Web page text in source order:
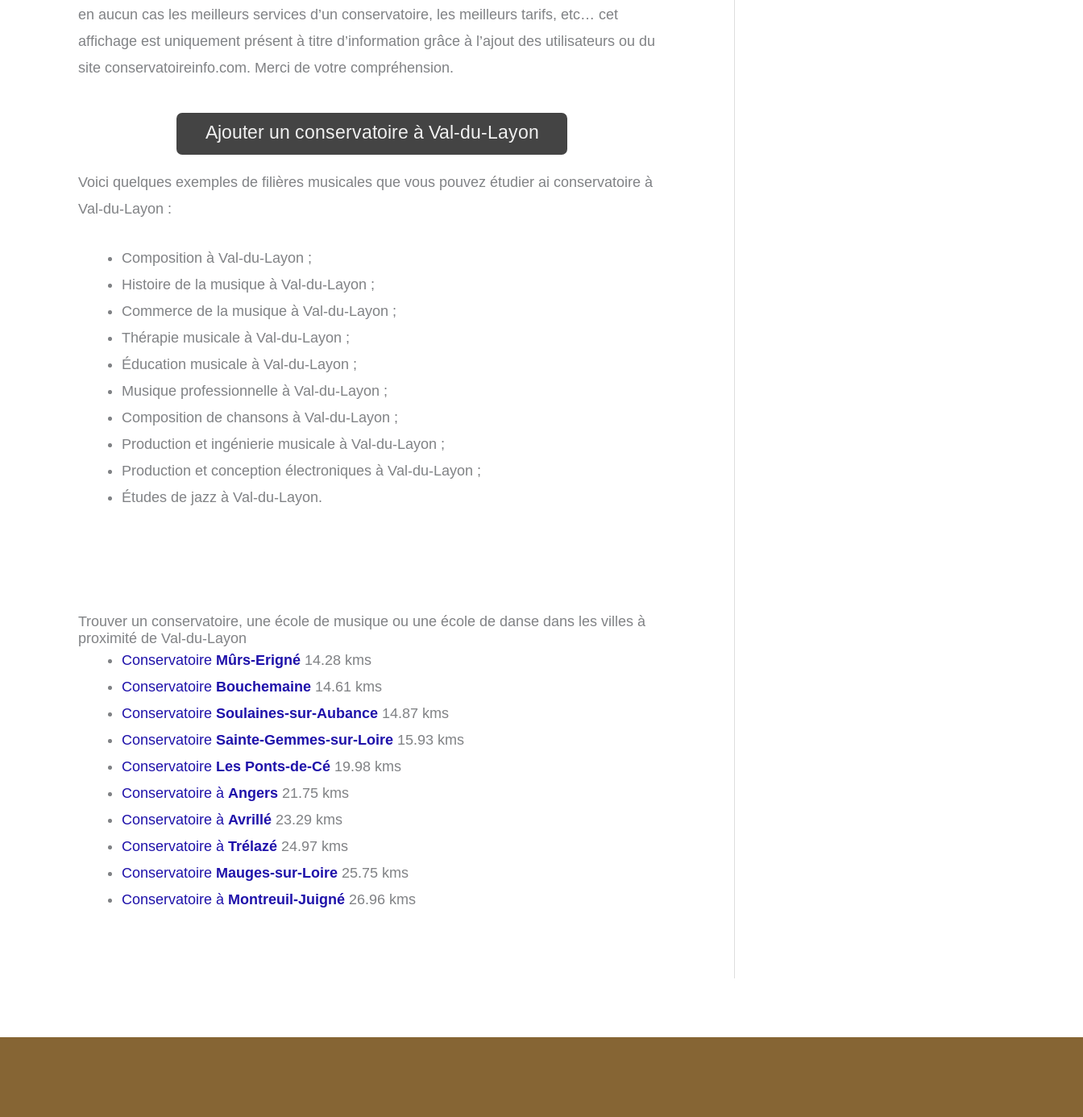
en aucun cas les meilleurs services d’un conservatoire, les meilleurs tarifs, etc… cet
affichage est uniquement présent à titre d’information grâce à l’ajout des utilisateurs ou du
site conservatoireinfo.com. Merci de votre compréhension.
Ajouter un conservatoire à Val-du-Layon
Voici quelques exemples de filières musicales que vous pouvez étudier ai conservatoire à
Val-du-Layon :
Composition à Val-du-Layon ;
Histoire de la musique à Val-du-Layon ;
Commerce de la musique à Val-du-Layon ;
Thérapie musicale à Val-du-Layon ;
Éducation musicale à Val-du-Layon ;
Musique professionnelle à Val-du-Layon ;
Composition de chansons à Val-du-Layon ;
Production et ingénierie musicale à Val-du-Layon ;
Production et conception électroniques à Val-du-Layon ;
Études de jazz à Val-du-Layon.
Trouver un conservatoire, une école de musique ou une école de danse dans les villes à
proximité de Val-du-Layon
Conservatoire Mûrs-Erigné 14.28 kms
Conservatoire Bouchemaine 14.61 kms
Conservatoire Soulaines-sur-Aubance 14.87 kms
Conservatoire Sainte-Gemmes-sur-Loire 15.93 kms
Conservatoire Les Ponts-de-Cé 19.98 kms
Conservatoire à Angers 21.75 kms
Conservatoire à Avrillé 23.29 kms
Conservatoire à Trélazé 24.97 kms
Conservatoire Mauges-sur-Loire 25.75 kms
Conservatoire à Montreuil-Juigné 26.96 kms